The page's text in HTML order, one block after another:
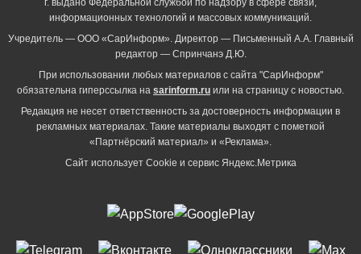
информационных технологий и массовых коммуникаций.
Учредитель — ООО «СарИнформ». Директор — Письменный А.А. Главный
редактор — Спринчанэ Д.Ю.
При использовании любых материалов с сайта "СарИнформ"
обязательна гиперссылка на sarinform.ru или на страницу с новостью.
Редакция не несет ответственность за достоверность информации в
рекламных материалах. Такие материалы выходят с пометкой
«Партнёрский материал» и «Реклама».
Сайт использует Cookie и сервиc Яндекс.Метрика